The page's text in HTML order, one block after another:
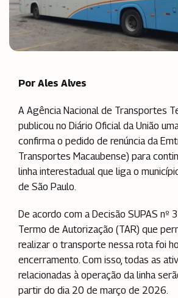
Por Ales Alves
A Agência Nacional de Transportes
publicou no Diário Oficial da União
confirma o pedido de renúncia da
Transportes Macaubense) para
linha interestadual que liga o
de São Paulo.
De acordo com a Decisão SUPAS nº
Termo de Autorização (TAR) que
realizar o transporte nessa rota foi
encerramento. Com isso, todas as
relacionadas à operação da linha
partir do dia 20 de março de 2026.